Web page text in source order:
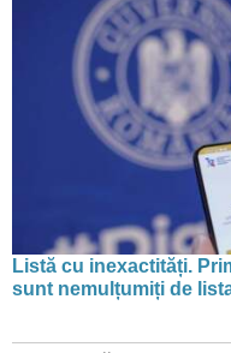
Listă cu inexactități.
sunt nemulțumiți de